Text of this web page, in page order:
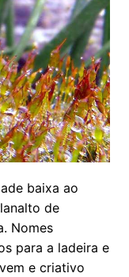
baixa ao
de
Nomes
para a ladeira e
e criativo